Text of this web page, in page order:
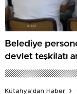
Belediye
devlet teşkilatı
Kütahya'dan Haber